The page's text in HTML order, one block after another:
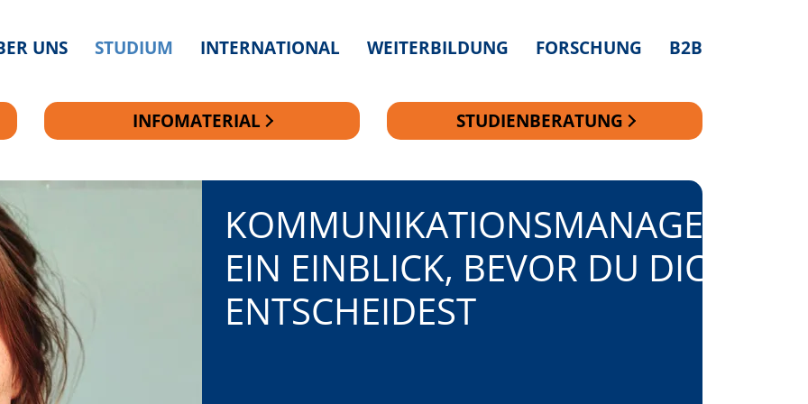
UNS STUDIUM INTERNATIONAL WEITERBILDUNG FORSCHUNG B2B
INFOMATERIAL STUDIENBERATUNG
EIN EINBLICK, BEVOR DU DICH
ENTSCHEIDEST